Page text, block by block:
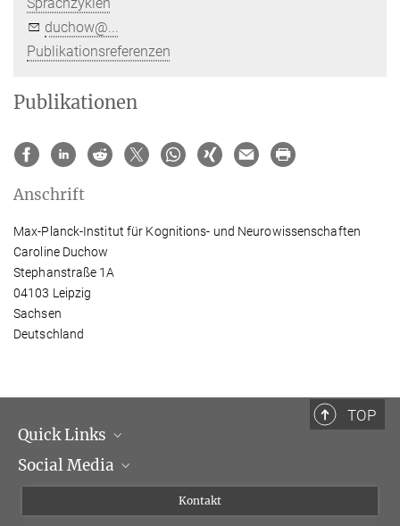
duchow@...
Publikationsreferenzen
Publikationen
Anschrift
Max-Planck-Institut für Kognitions- und Neurowissenschaften
Caroline Duchow
Stephanstraße 1A
04103 Leipzig
Sachsen
Deutschland
TOP
Quick Links
Institutsleitung
Social Media
Kontakt